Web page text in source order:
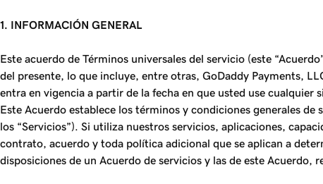
1. INFORMACIÓN GENERAL
Este acuerdo de Términos universales del servicio (este
del presente, lo que incluye, entre otras, GoDaddy Payments,
entra en vigencia a partir de la fecha en que usted use
Este Acuerdo establece los términos y condiciones generales
los “Servicios”). Si utiliza nuestros servicios, aplicaciones,
contrato, acuerdo y toda política adicional que se aplican a
disposiciones de un Acuerdo de servicios y las de este Acuerdo,